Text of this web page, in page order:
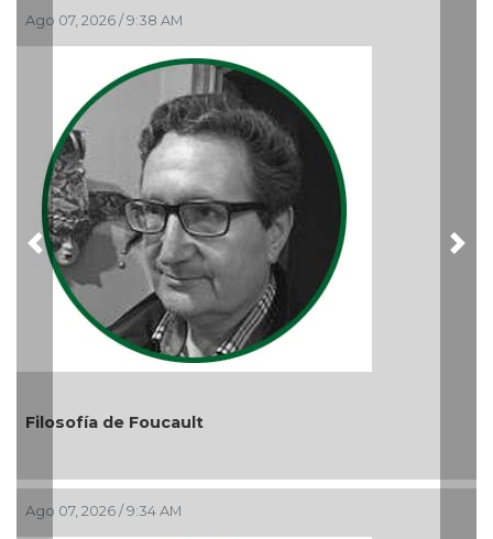
Nuevo ciclo en la UAT
Ago 05, 2026 / 9:04 PM